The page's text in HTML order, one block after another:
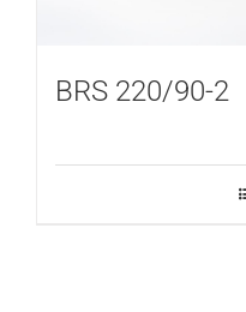
BRS 220/90-2